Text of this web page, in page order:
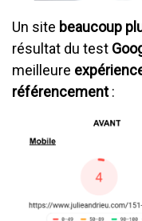
Un site beaucoup
résultat du test
meilleure
référencement: